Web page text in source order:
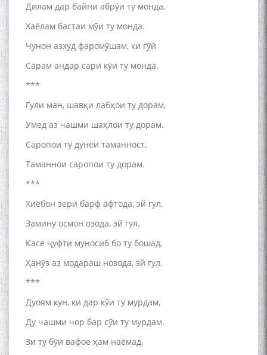
Дилам дар байни абрӯи ту монда,
Хаёлам бастаи мӯи ту монда.
Чунон азхуд фаромӯшам, ки гӯӣ
Сарам андар сари кӯи ту монда.
***
Гули ман, шавқи лабҳои ту дорам,
Умед аз чашми шаҳлои ту дорам.
Саропои ту дунёи таманност,
Таманнои саропои ту дорам.
***
Хиёбон зери барф афтода, эй гул,
Замину осмон озода, эй гул.
Касе ҷуфти муносиб бо ту бошад,
Ҳанӯз аз модараш нозода, эй гул.
***
Дуоям кун, ки дар кӯи ту мурдам,
Ду чашми чор бар сӯи ту мурдам.
Зи ту бӯи вафое ҳам наёмад,
БА МУНОСИБАТИ
Дар Академияи миллии
Табаров ҳамоиши илмӣ-
назариявӣ баргузор гардид.
МУТАФАККИР ВА ОРИФИ